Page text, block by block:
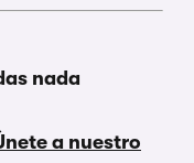
nada
a nuestro